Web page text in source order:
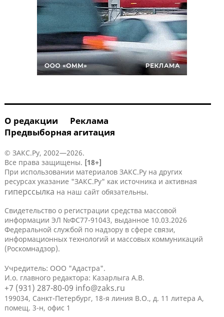
О редакции
Реклама
Предвыборная агитация
© ЗАКС.Ру, 2002—2026.
Все права защищены. [18+]
При использовании материалов ЗАКС.Ру на других
ресурсах указание "ЗАКС.Ру" как источника и активная
гиперссылка на наш сайт обязательны.
Свидетельство о регистрации средства массовой
информации ЭЛ №ФС77-91043, выданное 10.03.2026
Федеральной службой по надзору в сфере связи,
информационных технологий и массовых коммуникаций
(Роскомнадзор).
Учредитель: ООО "Адастра".
И.о. главного редактора: Казарлыга А.В.
+7 (931) 287-80-09 info@zaks.ru
199034, Санкт-Петербург, 18-я линия В.О., д. 11 литера А,
помещ. 3-н, офис 1